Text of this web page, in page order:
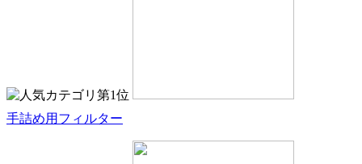
手詰め用フィルター